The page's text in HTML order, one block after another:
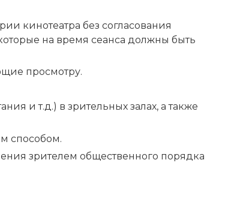
кинотеатра без согласования
на время сеанса должны быть
просмотру.
и т.д.) в зрительных залах, а также
способом.
зрителем общественного порядка